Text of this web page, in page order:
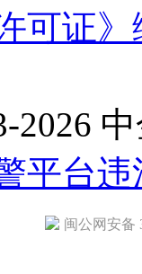
可证
2026
平台违
闽公网安备